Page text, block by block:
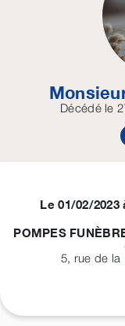
Décédéle
Le 01/02/2023
POMPES
5, rue de